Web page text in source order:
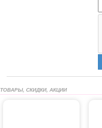
ТОВАРЫ, СКИДКИ, АКЦИИ